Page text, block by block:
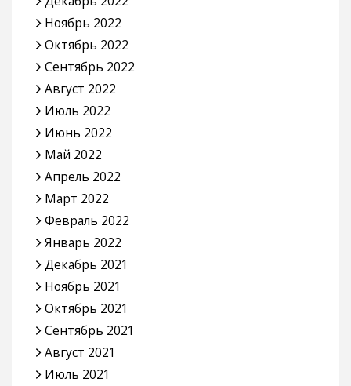
Ноябрь 2022
Октябрь 2022
Сентябрь 2022
Август 2022
Июль 2022
Июнь 2022
Май 2022
Апрель 2022
Март 2022
Февраль 2022
Январь 2022
Декабрь 2021
Ноябрь 2021
Октябрь 2021
Сентябрь 2021
Август 2021
Июль 2021